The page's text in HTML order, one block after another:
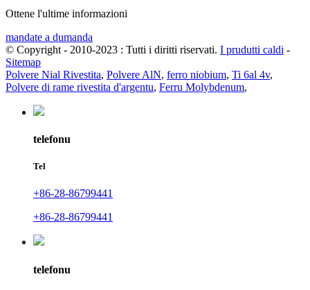
Ottene l'ultime informazioni
mandate a dumanda
© Copyright - 2010-2023 : Tutti i diritti riservati. I prudutti caldi -
Sitemap
Polvere Nial Rivestita, Polvere AlN, ferro niobium, Ti 6al 4v,
Polvere di rame rivestita d'argentu, Ferru Molybdenum,
telefonu
Tel
+86-28-86799441
+86-28-86799441
telefonu